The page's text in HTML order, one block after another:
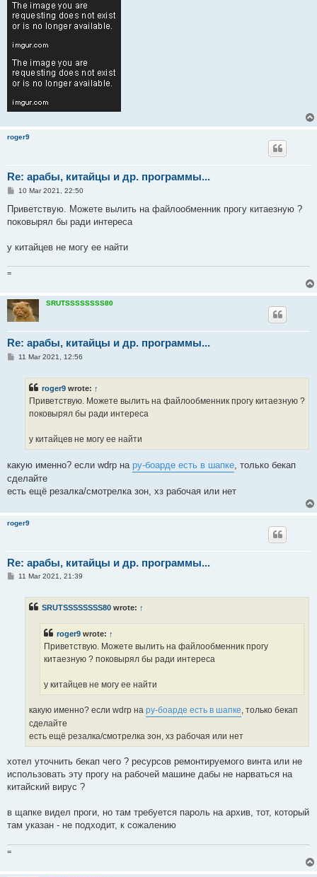
roger9
Re: арабы, китайцы и др. программы...
P
s
10 Mar 2021, 22:50
Приветствую. Можете вылить на файлообменник прогу китаезную ?
поковырял бы ради интереса
у китайцев не могу ее найти
=
SRUTSSSSSSSS80
Re: арабы, китайцы и др. программы...
P11 Mar 2021, 12:56
roger9 wrote: ↑
Приветствую. Можете вылить на файлообменник прогу китаезную ?
поковырял бы ради интереса
у китайцев не могу ее найти
какую именно? если wdrp на ру-боарде есть в шапке , только бекап
сделайте
есть ещё резалка/смотрелка зон, хз рабочая или нет
roger9
Re: арабы, китайцы и др. программы...
P11 Mar 2021, 21:39
SRUTSSSSSSSS80 wrote: ↑
roger9 wrote: ↑
Приветствую. Можете вылить на файлообменник прогу
китаезную ? поковырял бы ради интереса
у китайцев не могу ее найти
какую именно? если wdrp на ру-боарде есть в шапке, только бекап
сделайте
есть ещё резалка/смотрелка зон, хз рабочая или нет
хотел уточнить бекап чего ? ресурсов ремонтируемого винта или не
использовать эту прогу на рабочей машине дабы не нарваться на
китайский вирус ?
в щапке видел проги, но там требуется пароль на архив, тот, который
там указан - не подходит, к сожалению
=